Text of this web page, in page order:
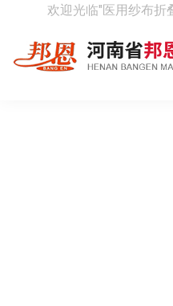
欢迎光临"医用纱布折
邦恩机械
[ 时间：